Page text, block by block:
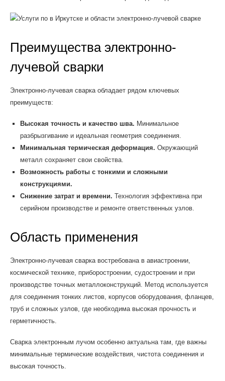
Преимущества электронно-
лучевой сварки
Электронно-лучевая сварка обладает рядом ключевых
преимуществ:
Высокая точность и качество шва. Минимальное
разбрызгивание и идеальная геометрия соединения.
Минимальная термическая деформация. Окружающий
металл сохраняет свои свойства.
Возможность работы с тонкими и сложными
конструкциями.
Снижение затрат и времени. Технология эффективна при
серийном производстве и ремонте ответственных узлов.
Область применения
Электронно-лучевая сварка востребована в авиастроении,
космической технике, приборостроении, судостроении и при
производстве точных металлоконструкций. Метод используется
для соединения тонких листов, корпусов оборудования, фланцев,
труб и сложных узлов, где необходима высокая прочность и
герметичность.
Сварка электронным лучом особенно актуальна там, где важны
минимальные термические воздействия, чистота соединения и
высокая точность.